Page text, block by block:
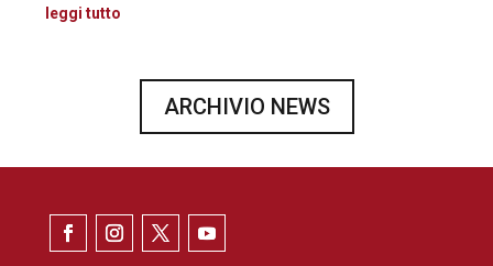
leggi tutto
ARCHIVIO NEWS